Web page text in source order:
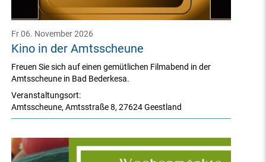
Kino in der Amtsscheune
Fr 06. November 2026
Veranstaltungsort:
Amtsscheune,Amtsstraße 8,27624 Geestland
Freuen Sie sich auf einen gemütlichen Filmabend in der
Amtsscheune in Bad Bederkesa.